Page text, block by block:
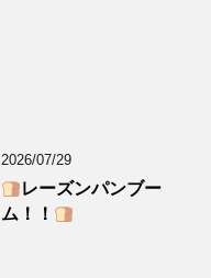
2026/07/29
レーズンパンブー
ム！！